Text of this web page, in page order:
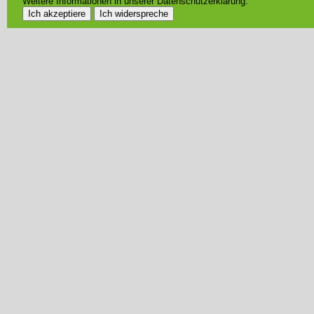
Ich akzeptiere
Ich widerspreche